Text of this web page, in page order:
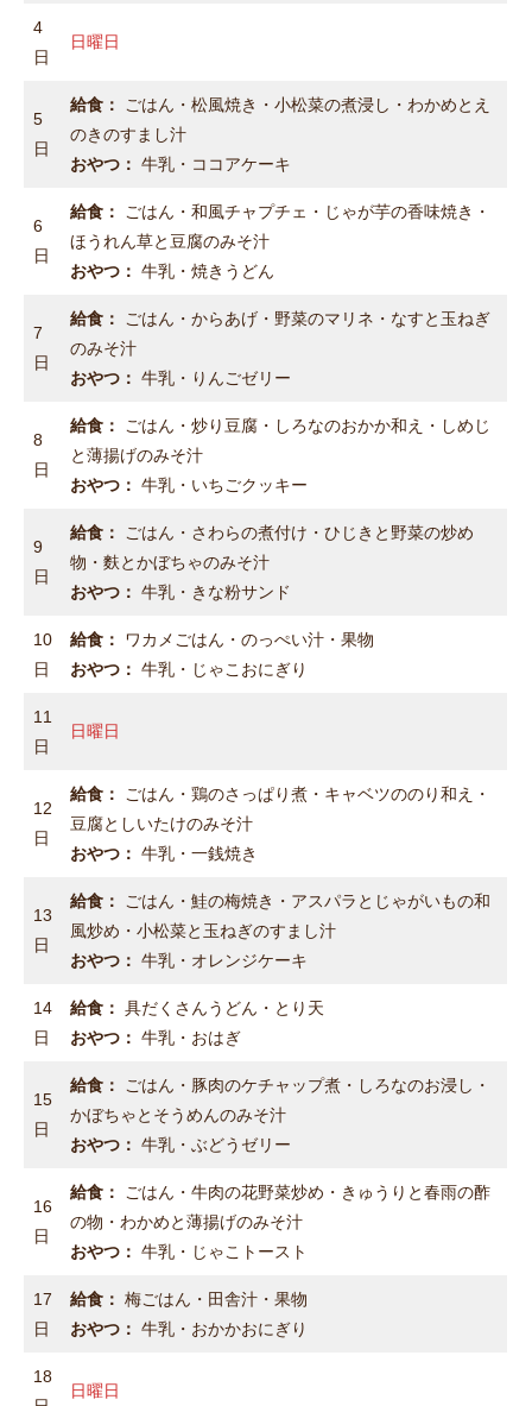
4
日
日曜日
5
日
給食：
ごはん・松風焼き・小松菜の煮浸し・わかめとえ
のきのすまし汁
おやつ： 牛乳・ココアケーキ
6
日
給食：
ごはん・和風チャプチェ・じゃが芋の香味焼き・
ほうれん草と豆腐のみそ汁
おやつ： 牛乳・焼きうどん
7
日
給食：
ごはん・からあげ・野菜のマリネ・なすと玉ねぎ
のみそ汁
おやつ： 牛乳・りんごゼリー
8
日
給食：
ごはん・炒り豆腐・しろなのおかか和え・しめじ
と薄揚げのみそ汁
おやつ： 牛乳・いちごクッキー
9
日
給食：
ごはん・さわらの煮付け・ひじきと野菜の炒め
物・麩とかぼちゃのみそ汁
おやつ： 牛乳・きな粉サンド
10
日
給食：
ワカメごはん・のっぺい汁・果物
おやつ： 牛乳・じゃこおにぎり
11
日
日曜日
12
日
給食：
ごはん・鶏のさっぱり煮・キャベツののり和え・
豆腐としいたけのみそ汁
おやつ： 牛乳・一銭焼き
13
日
給食：
ごはん・鮭の梅焼き・アスパラとじゃがいもの和
風炒め・小松菜と玉ねぎのすまし汁
おやつ： 牛乳・オレンジケーキ
14
日
給食： 具だくさんうどん・とり天
おやつ： 牛乳・おはぎ
15
日
給食：
ごはん・豚肉のケチャップ煮・しろなのお浸し・
かぼちゃとそうめんのみそ汁
おやつ： 牛乳・ぶどうゼリー
16
日
給食：
ごはん・牛肉の花野菜炒め・きゅうりと春雨の酢
の物・わかめと薄揚げのみそ汁
おやつ： 牛乳・じゃこトースト
17
日
給食： 梅ごはん・田舎汁・果物
おやつ： 牛乳・おかかおにぎり
18
日曜日